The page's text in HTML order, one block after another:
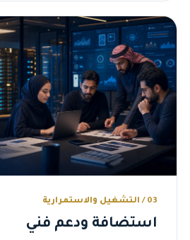
03 / التشغيل والاستمرارية
استضافة ودعم فني